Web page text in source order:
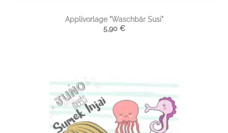
Applivorlage "Waschbär Susi"
5,90 €